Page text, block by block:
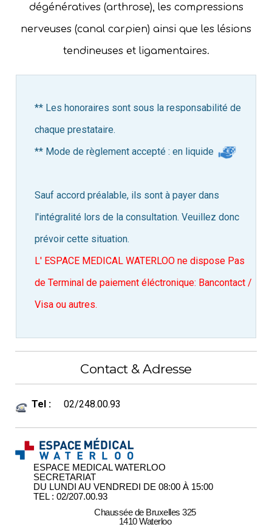
dégénératives (arthrose), les compressions
nerveuses (canal carpien) ainsi que les lésions
tendineuses et ligamentaires.
** Les honoraires sont sous la responsabilité de
chaque prestataire.
** Mode de règlement accepté : en liquide
Sauf accord préalable, ils sont à payer dans
l'intégralité lors de la consultation. Veuillez donc
prévoir cette situation.
L' ESPACE MEDICAL WATERLOO ne dispose Pas
de Terminal de paiement éléctronique: Bancontact /
Visa ou autres.
Contact & Adresse
Tel : 02/248.00.93
ESPACE MEDICAL WATERLOO
SECRETARIAT
DU LUNDI AU VENDREDI DE 08:00 À 15:00
TEL : 02/207.00.93
Chaussée de Bruxelles 325
1410 Waterloo